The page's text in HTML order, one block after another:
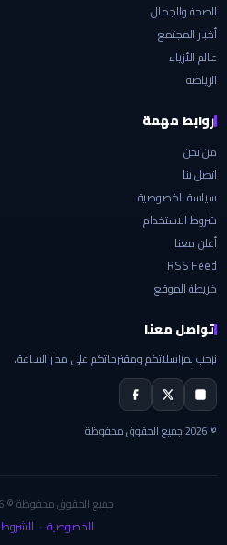
الصحة والجمال
أخبار المجتمع
عالم الأزياء
الرياضة
روابط مهمة
من نحن
اتصل بنا
سياسة الخصوصية
شروط الاستخدام
أعلن معنا
RSS Feed
خريطة الموقع
تواصل معنا
نرحب بمراسلاتكم ومقترحاتكم على مدار الساعة.
© 2026 جميع الحقوق محفوظة
جميع الحقوق محفوظة © 2026 —
الخصوصية · الشروط